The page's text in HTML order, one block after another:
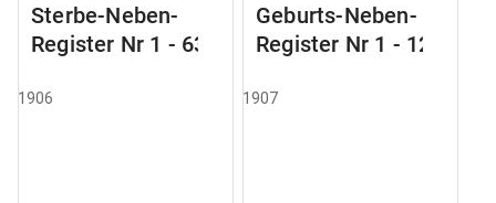
Sterbe-Neben-
Register Nr 1 - 63
1906
Geburts-Neben-
Register Nr 1 - 121
1907